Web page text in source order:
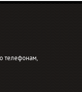
телефонам,